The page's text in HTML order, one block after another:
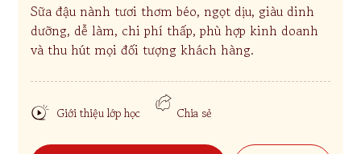
Sữa đậu nành tươi thơm béo, ngọt dịu, giàu dinh
dưỡng, dễ làm, chi phí thấp, phù hợp kinh doanh
và thu hút mọi đối tượng khách hàng.
Giới thiệu lớp học Chia sẻ